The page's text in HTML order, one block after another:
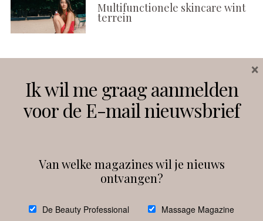
Multifunctionele skincare wint
terrein
Instagram Facebook
debeautyprofessional
Ik wil me graag aanmelden
voor de E-mail nieuwsbrief
Van welke magazines wil je nieuws
ontvangen?
De Beauty Professional Massage Magazine
×